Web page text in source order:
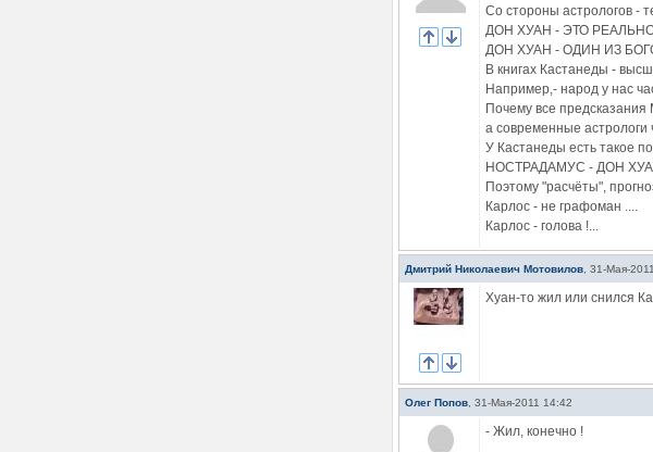
Со стороны астрологов -
ДОН ХУАН - ЭТО
ДОН ХУАН - ОДИН ИЗ
В книгах Кастанеды -
Например,- народ у нас
Почему все
а современные астрологи
У Кастанеды есть такое
НОСТРАДАМУС - ДОН
Поэтому "расчёты",
Карлос - не графоман ....
Карлос - голова !...
Дмитрий Николаевич Мотовилов 31-Мая-
Хуан-то жил или снился
Олег Попов 31-Мая-2011 14:42
- Жил, конечно !